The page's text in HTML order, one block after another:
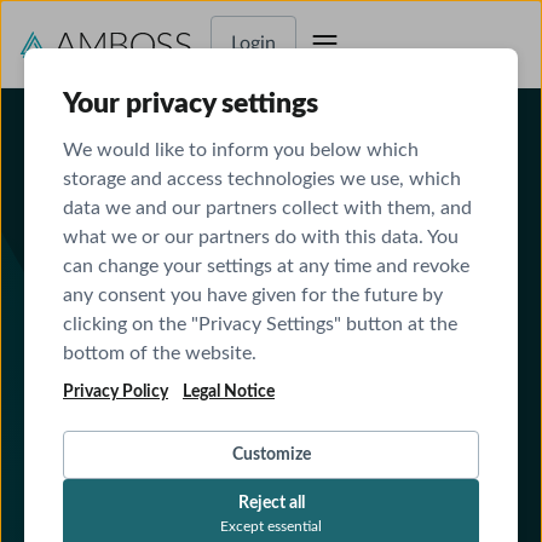
Your privacy settings
We would like to inform you below which
storage and access technologies we use, which
data we and our partners collect with them, and
what we or our partners do with this data. You
can change your settings at any time and revoke
any consent you have given for the future by
clicking on the "Privacy Settings" button at the
bottom of the website.
Privacy Policy Legal Notice
Customize
Reject all
Except essential
Login
CREADO PARA MÉXICO
Prepárate para el
ENARM con nuestro
Qbank tipo examen
Más de 3,000 preguntas en español, alineadas con las
Modo examen que simula la interfaz y experiencia real
del ENARM.
Desarrollado por médicos y expertos mexicanos.